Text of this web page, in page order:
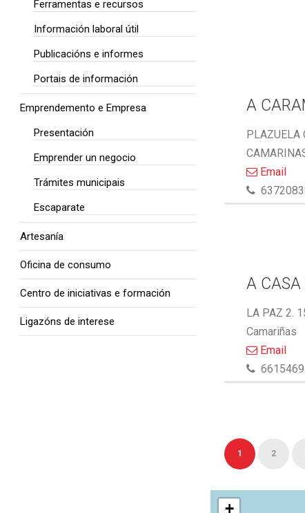
A
PLAZUELA
Email
A CASA
LA PAZ 2.
Camariñas
Email
1 2
+
Ferramentas e recursos
Información laboral útil
Publicacións e informes
Portais de información
Emprendemento e Empresa
Presentación
Emprender un negocio
Trámites municipais
Escaparate
Artesanía
Oficina de consumo
Centro de iniciativas e formación
Ligazóns de interese